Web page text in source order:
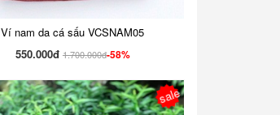
Ví nam da cá sấu VCSNAM05
550.000đ 1.700.000đ-58%
sale